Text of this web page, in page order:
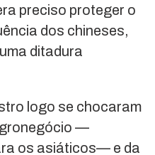
preciso proteger o
dos chineses,
ditadura
logo se chocaram
—
os asiáticos— e da